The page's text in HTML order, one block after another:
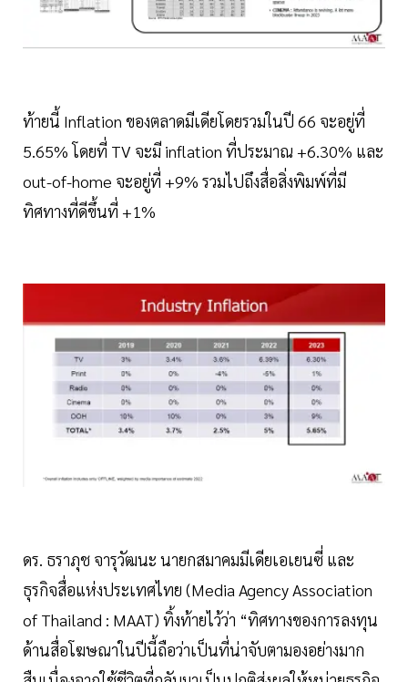
ท้ายนี้ Inflation ของตลาดมีเดียโดยรวมในปี 66 จะอยู่ที่
5.65% โดยที่ TV จะมี inflation ที่ประมาณ +6.30% และ
out-of-home จะอยู่ที่ +9% รวมไปถึงสื่อสิ่งพิมพ์ที่มี
ทิศทางที่ดีขึ้นที่ +1%
ดร. ธราภุช จารุวัฒนะ นายกสมาคมมีเดียเอเยนซี่ และ
ธุรกิจสื่อแห่งประเทศไทย (Media Agency Association
of Thailand : MAAT) ทิ้งท้ายไว้ว่า “ทิศทางของการลงทุน
ด้านสื่อโฆษณาในปีนี้ถือว่าเป็นที่น่าจับตามองอย่างมาก